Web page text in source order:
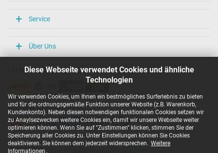
Diese Webseite verwendet Cookies und ähnliche
Technologien
Wir verwenden Cookies, um Ihnen ein bestmögliches Surferlebnis zu bieten
und für die ordnungsgemäße Funktion unserer Website (z.B. Warenkorb,
Kundenkonto). Neben diesen notwendigen funktionalen Cookies setzen wir
zu Anaylsezwecken weitere Cookies ein, damit wir unsere Webseite weiter
optimieren können. Wenn Sie auf "Zustimmen" klicken, stimmen Sie der
Speicherung aller Cookies zu. Unter Einstellungen können Sie Cookies
deaktivieren. Sie können dem jederzeit widersprechen. Weitere
Informationen .
CCC
PSE
TÜV Geprüfte Sicherheit
UL Nachhaltigkeit
Ukraine Safety
Kategorisierung
Kategorie
Netzteil
Service
Über Uns
Unsere Versandarten
Unsere Zahlarten
Copyright ©